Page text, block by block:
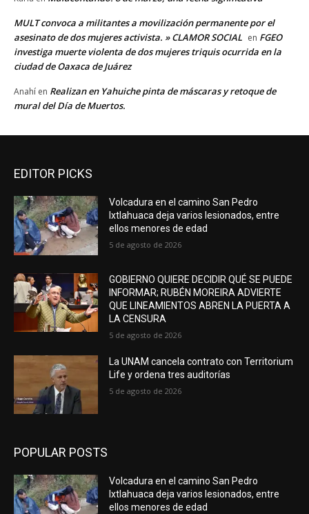
MULT convoca a militantes a movilización permanente por el
asesinato de dos mujeres activista. » CLAMOR SOCIAL en FGEO
investiga muerte violenta de dos mujeres triquis ocurrida en la
ciudad de Oaxaca de Juárez
Anahí en Realizan en Yahuiche pinta de máscaras y retoque de
mural del Día de Muertos.
EDITOR PICKS
Volcadura en el camino San Pedro
Ixtlahuaca deja varios lesionados, entre
ellos menores de edad
5 de agosto de 2026
GOBIERNO QUIERE DECIDIR QUÉ SE PUEDE
INFORMAR; RUBÉN MOREIRA ADVIERTE
QUE LINEAMIENTOS ABREN LA PUERTA A
LA CENSURA
5 de agosto de 2026
La UNAM cancela contrato con Territorium
Life y ordena tres auditorías
5 de agosto de 2026
POPULAR POSTS
Volcadura en el camino San Pedro
Ixtlahuaca deja varios lesionados, entre
ellos menores de edad